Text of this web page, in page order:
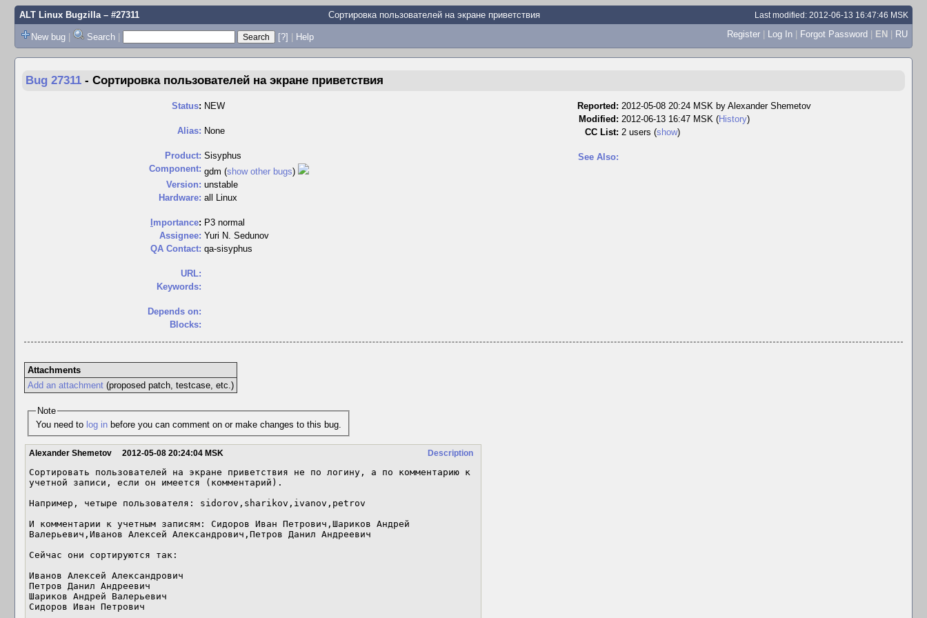
ALT Linux Bugzilla– #27311 Сортировка пользователей на экране приветствия Last modified: 2012-06-13 16:47:46 MSK
New bug | Search | [?] | Help Register | Log In | Forgot Password | EN | RU
Bug 27311 - Сортировка пользователей на экране приветствия
Status: NEW
Alias: None
Product: Sisyphus
Component: gdm (show other bugs)
Version: unstable
Hardware: all Linux
mportance: P3 normal
Assignee: Yuri N. Sedunov
QA Contact: qa-sisyphus
URL:
Keywords:
Depends on:
Blocks:
Reported: 2012-05-08 20:24 MSK by Alexander Shemetov
Modified: 2012-06-13 16:47 MSK (History)
CC List: 2 users (show)
See Also:
Attachments
Add an attachment(proposed patch, testcase, etc.)
Note
You need to log in before you can comment on or make changes to this bug.
Description
Alexander Shemetov 2012-05-08 20:24:04 MSK
Сортировать пользователей на экране приветствия не по логину, а по комментарию к
учетной записи, если он имеется (комментарий).
Например, четыре пользователя: sidorov,sharikov,ivanov,petrov
И комментарии к учетным записям: Сидоров Иван Петрович,Шариков Андрей
Валерьевич,Иванов Алексей Александрович,Петров Данил Андреевич
Сейчас они сортируются так:
Иванов Алексей Александрович
Петров Данил Андреевич
Шариков Андрей Валерьевич
Сидоров Иван Петрович